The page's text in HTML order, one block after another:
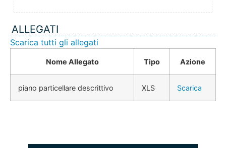
ALLEGATI
Scarica tutti gli allegati
Nome Allegato Tipo Azione
piano particellare descrittivo XLS Scarica